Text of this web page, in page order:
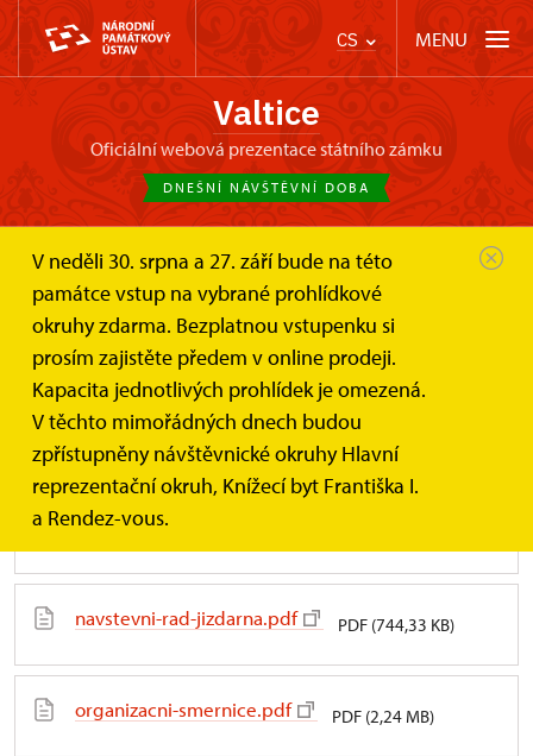
CS MENU
Valtice
oficiální webová prezentace státního zámku
DNEŠNÍ NÁVŠTĚVNÍ DOBA
V neděli 30. srpna a 27. září bude na této
památce vstup na vybrané prohlídkové
okruhy zdarma. Bezplatnou vstupenku si
prosím zajistěte předem v online prodeji.
Kapacita jednotlivých prohlídek je omezená.
V těchto mimořádných dnech budou
zpřístupněny návštěvnické okruhy Hlavní
reprezentační okruh, Knížecí byt Františka I.
a Rendez-vous.
Zámek Valtice
Svatby a pronájmy
Požární a návštěvní řády
Návštěvní a požární řády
Dokumenty vztahující se k nájemním smlouvám
a komerčnímu provozu částí SZ Valtice
navstevni-rad-divadlo.pdf
navstevni-rad-jizdarna.pdf PDF (744,33 KB)
organizacni-smernice.pdf PDF (2,24 MB)